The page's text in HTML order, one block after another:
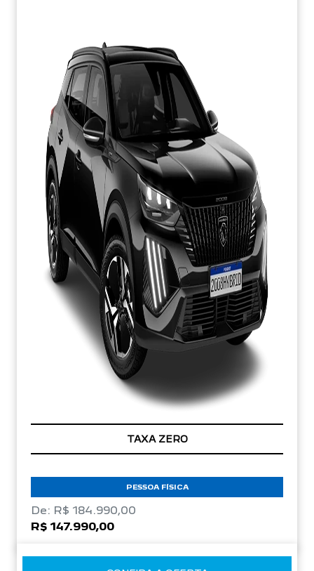
TAXA ZERO
PESSOA FÍSICA
De: R$ 184.990,00
R$ 147.990,00